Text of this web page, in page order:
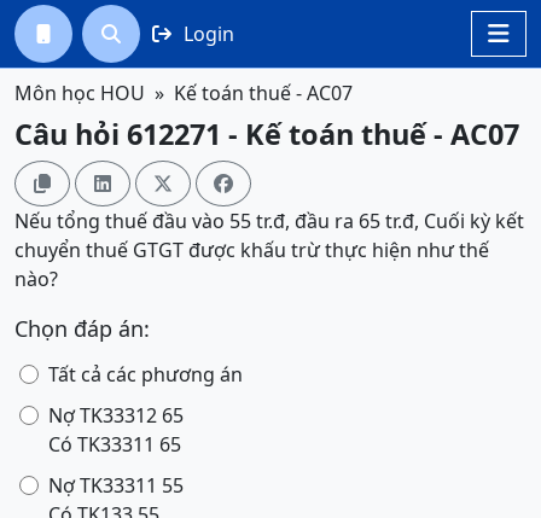

  Login
Môn học HOU Kế toán thuế - AC07
Câu hỏi 612271 - Kế toán thuế - AC07
   
Nếu tổng thuế đầu vào 55 tr.đ, đầu ra 65 tr.đ, Cuối kỳ kết
chuyển thuế GTGT được khấu trừ thực hiện như thế
nào?
Chọn đáp án:
Tất cả các phương án
Nợ TK33312 65
Có TK33311 65
Nợ TK33311 55